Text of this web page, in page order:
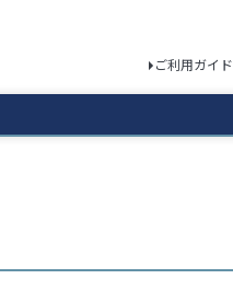
ご利用ガイド